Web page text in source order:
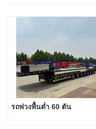
รถพ่วงพื้นต่ำ 60 ตัน